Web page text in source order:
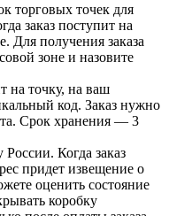
торговых точек для
заказ поступит на
Для получения заказа
зоне и назовите
на точку, на ваш
код. Заказ нужно
Срок хранения — 3
России. Когда заказ
придет извещение о
оценить состояние
коробку